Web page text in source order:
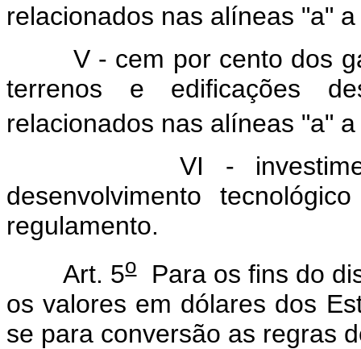
relacionados nas alíneas "a"
V - cem por cento dos
terrenos e edificações
relacionados nas alíneas "a"
VI -
desenvolvimento
regulamento.
Art. 5oPara os fins do
os valores em dólares dos
se para conversão as regras